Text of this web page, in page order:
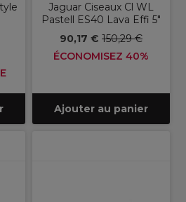
Jaguar Ciseaux Cl WL
Pastell ES40 Lava Effi 5"
90,17 € 150,29 €
ÉCONOMISEZ 40%
Ajouter au panier